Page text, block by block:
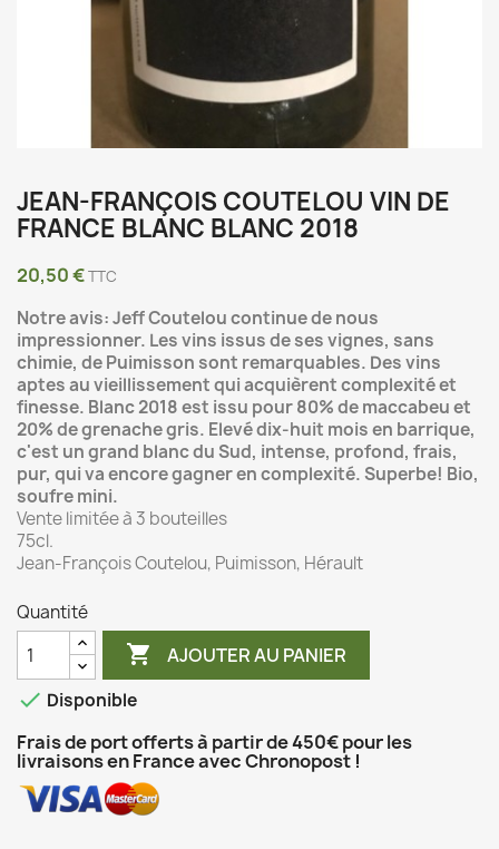
JEAN-FRANÇOIS COUTELOU VIN DE
FRANCE BLANC BLANC 2018
20,50 €TTC
Notre avis: Jeff Coutelou continue de nous
impressionner. Les vins issus de ses vignes, sans
chimie, de Puimisson sont remarquables. Des vins
aptes au vieillissement qui acquièrent complexité et
finesse. Blanc 2018 est issu pour 80% de maccabeu et
20% de grenache gris. Elevé dix-huit mois en barrique,
c'est un grand blanc du Sud, intense, profond, frais,
pur, qui va encore gagner en complexité. Superbe! Bio,
soufre mini.
Vente limitée à 3 bouteilles
75cl.
Jean-François Coutelou, Puimisson, Hérault
Quantité
 AJOUTER AU PANIER
 Disponible
Frais de port offerts à partir de 450€ pour les
livraisons en France avec Chronopost !